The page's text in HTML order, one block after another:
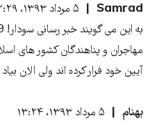
Samrad
۵ مرداد ۱۳۹۳، ۲:۲۹
مهاجران و پناهندگان کشور های
آیین خود فرار کرده اند ولی الان
بهنام
۵ مرداد ۱۳۹۳، ۱۳:۲۴